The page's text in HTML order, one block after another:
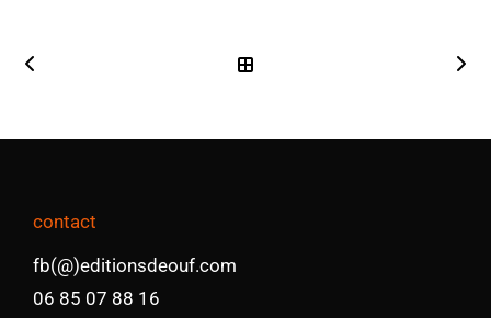
contact
fb(@)editionsdeouf.com
06 85 07 88 16